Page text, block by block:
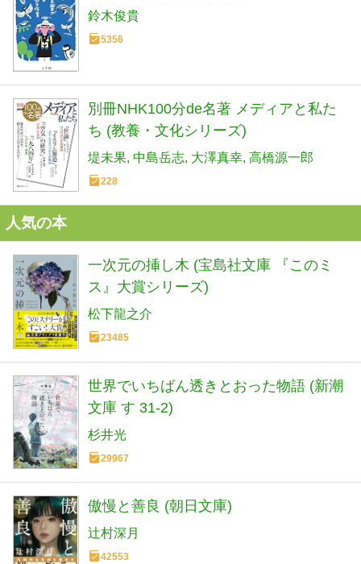
鈴木俊貴
5356
別冊NHK100分de名著 メディアと私た
ち (教養・文化シリーズ)
堤未果 中島岳志 大澤真幸 高橋源一郎
228
人気の本
一次元の挿し木 (宝島社文庫 『このミ
ス』大賞シリーズ)
松下龍之介
23485
世界でいちばん透きとおった物語 (新潮
文庫 す 31-2)
杉井光
29967
傲慢と善良 (朝日文庫)
辻村深月
42553